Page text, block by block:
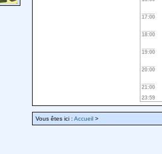
17:00
18:00
19:00
20:00
21:00
23:59
Vous êtes ici : Accueil >